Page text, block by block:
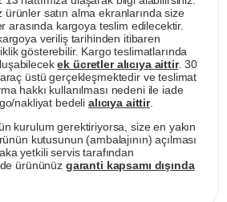
satın alma ekranlarında size
arasında kargoya teslim edilecektir.
veriliş tarihinden itibaren
gösterebilir. Kargo teslimatlarında
ek ücretler alıcıya aittir. 30
üstü gerçekleşmektedir ve teslimat
hakkı kullanılması nedeni ile iade
nakliyat bedeli alıcıya aittir.
kurulum gerektiriyorsa, size en yakın
kutusunun (ambalajının) açılması
yetkili servis tarafından
ürününüz garanti kapsamı dışında